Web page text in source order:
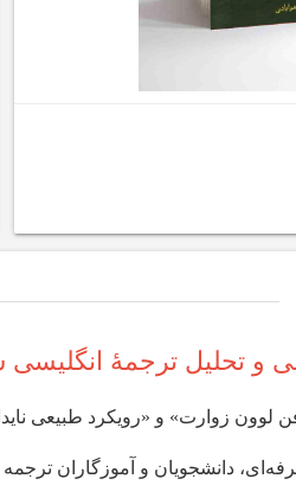
و تحلیل ترجمۀ انگلیسی
زوارت» و «رویکرد طبیعی
دانشجویان و آموزگاران